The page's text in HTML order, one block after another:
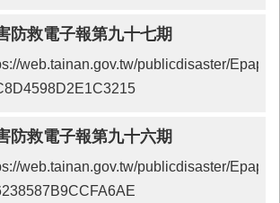
防救電子報第九十七期
web.tainan.gov.tw/publicdisaster/
防救電子報第九十六期
web.tainan.gov.tw/publicdisaster/